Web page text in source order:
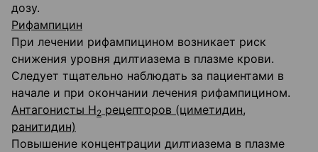
дозу.
Рифампицин
При лечении рифампицином возникает риск
снижения уровня дилтиазема в плазме крови.
Следует тщательно наблюдать за пациентами в
начале и при окончании лечения рифампицином.
Антагонисты Н2 рецепторов (циметидин,
ранитидин)
Повышение концентрации дилтиазема в плазме